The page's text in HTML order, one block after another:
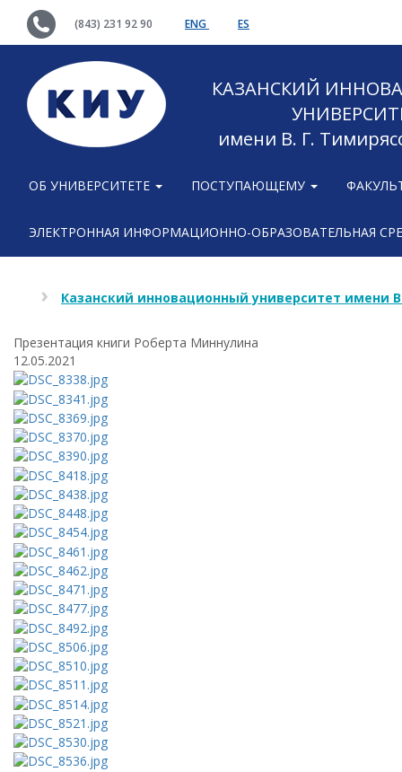
(843) 231 92 90 ENG ES
КАЗАНСКИЙ
имени В. Г.
ОБ УНИВЕРСИТЕТЕ ПОСТУПАЮЩЕМУ
ЭЛЕКТРОННАЯ ИНФОРМАЦИОННО-ОБРАЗОВАТЕЛЬНАЯ
Казанский инновационный университет имени
Презентация книги Роберта Миннулина
12.05.2021